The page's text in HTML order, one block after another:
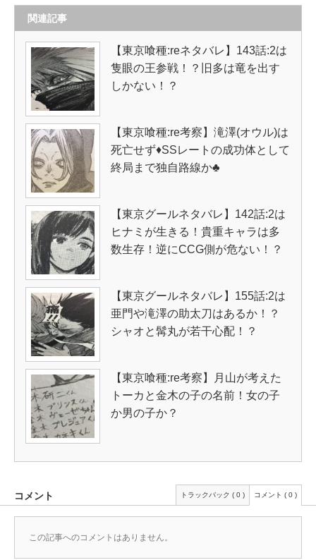
関連記事
【東京喰種:reネタバレ】143話:2は
隻眼の王参戦！？旧多は竜を出す
しかない！？
【東京喰種:re考察】滝澤(オウル)は
死亡せず♦SSレートの成功体として
終局まで独自路線か♣
【東京グールネタバレ】142話:2は
ヒナミが生きる！貴重キャラは多
数生存！逆にCCG側が危ない！？
【東京グールネタバレ】155話:2は
亜門や滝澤の助太刀はあるか！？
シャオと髯丸が若干心配！？
【東京喰種:re考察】月山が考えた
トーカと金木の子の名前！女の子
か男の子か？
コメント トラックバック ( 0 ) コメント ( 0 )
この記事へのコメントはありません。